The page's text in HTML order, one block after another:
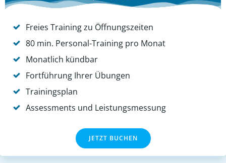
Freies Training zu Öffnungszeiten
80 min. Personal-Training pro Monat
Monatlich kündbar
Fortführung Ihrer Übungen
Trainingsplan
Assessments und Leistungsmessung
JETZT BUCHEN